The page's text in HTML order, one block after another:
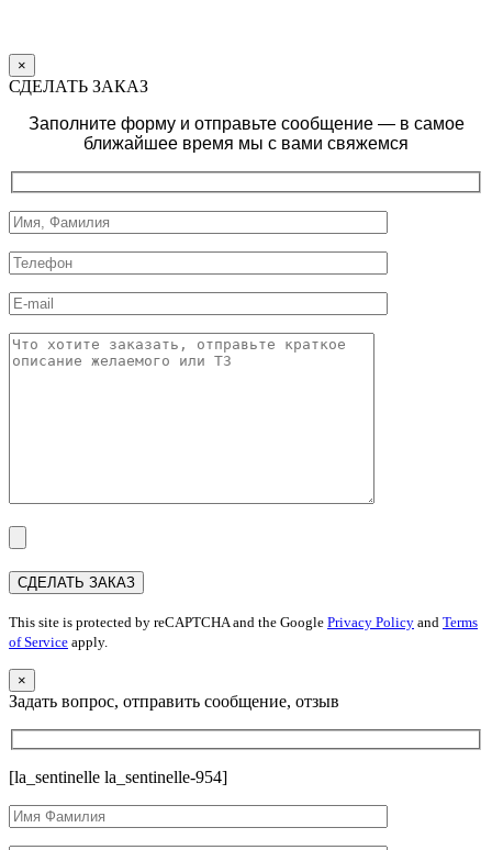
×
СДЕЛАТЬ ЗАКАЗ
Заполните форму и отправьте сообщение — в самое
ближайшее время мы с вами свяжемся
This site is protected by reCAPTCHA and the Google Privacy Policy and Terms
of Service apply.
×
Задать вопрос, отправить сообщение, отзыв
[la_sentinelle la_sentinelle-954]